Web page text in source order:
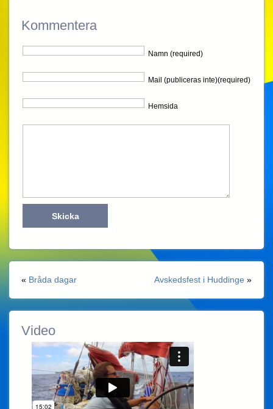
Kommentera
Namn (required)
Mail (publiceras inte)(required)
Hemsida
« Bråda dagar Avskedsfest i Huddinge »
Video